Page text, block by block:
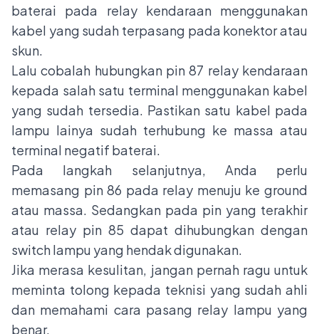
baterai pada relay kendaraan menggunakan
kabel yang sudah terpasang pada konektor atau
skun.
Lalu cobalah hubungkan pin 87 relay kendaraan
kepada salah satu terminal menggunakan kabel
yang sudah tersedia. Pastikan satu kabel pada
lampu lainya sudah terhubung ke massa atau
terminal negatif baterai.
Pada langkah selanjutnya, Anda perlu
memasang pin 86 pada relay menuju ke ground
atau massa. Sedangkan pada pin yang terakhir
atau relay pin 85 dapat dihubungkan dengan
switch lampu yang hendak digunakan.
Jika merasa kesulitan, jangan pernah ragu untuk
meminta tolong kepada teknisi yang sudah ahli
dan memahami cara pasang relay lampu yang
benar.